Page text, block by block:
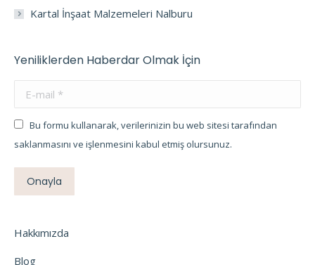
Kartal İnşaat Malzemeleri Nalburu
Yeniliklerden Haberdar Olmak İçin
E-mail *
Bu formu kullanarak, verilerinizin bu web sitesi tarafından
saklanmasını ve işlenmesini kabul etmiş olursunuz.
Onayla
Hakkımızda
Blog